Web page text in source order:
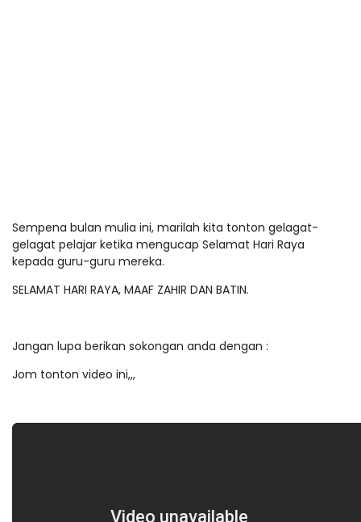
Sempena bulan mulia ini, marilah kita tonton gelagat-
gelagat pelajar ketika mengucap Selamat Hari Raya
kepada guru-guru mereka.
SELAMAT HARI RAYA, MAAF ZAHIR DAN BATIN.
Jangan lupa berikan sokongan anda dengan :
Jom tonton video ini,,,